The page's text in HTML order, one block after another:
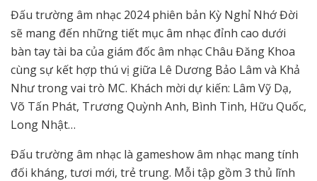
Đấu trường âm nhạc 2024 phiên bản Kỳ Nghỉ Nhớ Đời
sẽ mang đến những tiết mục âm nhạc đỉnh cao dưới
bàn tay tài ba của giám đốc âm nhạc Châu Đăng Khoa
cùng sự kết hợp thú vị giữa Lê Dương Bảo Lâm và Khả
Như trong vai trò MC. Khách mời dự kiến: Lâm Vỹ Dạ,
Võ Tấn Phát, Trương Quỳnh Anh, Bình Tinh, Hữu Quốc,
Long Nhật…
Đấu trường âm nhạc là gameshow âm nhạc mang tính
đối kháng, tươi mới, trẻ trung. Mỗi tập gồm 3 thủ lĩnh